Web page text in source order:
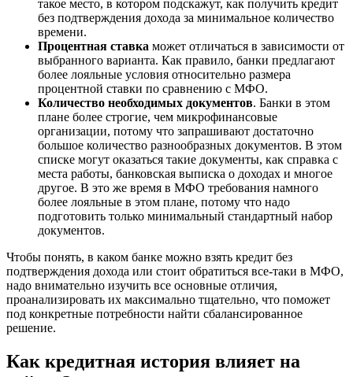
такое место, в котором подскажут, как получить кредит
без подтверждения дохода за минимальное количество
времени.
Процентная ставка может отличаться в зависимости от
выбранного варианта. Как правило, банки предлагают
более лояльные условия относительно размера
процентной ставки по сравнению с МФО.
Количество необходимых документов. Банки в этом
плане более строгие, чем микрофинансовые
организации, потому что запрашивают достаточно
большое количество разнообразных документов. В этом
списке могут оказаться такие документы, как справка с
места работы, банковская выписка о доходах и многое
другое. В это же время в МФО требования намного
более лояльные в этом плане, потому что надо
подготовить только минимальный стандартный набор
документов.
Чтобы понять, в каком банке можно взять кредит без
подтверждения дохода или стоит обратиться все-таки в МФО,
надо внимательно изучить все основные отличия,
проанализировать их максимально тщательно, что поможет
под конкретные потребности найти сбалансированное
решение.
Как кредитная история влияет на